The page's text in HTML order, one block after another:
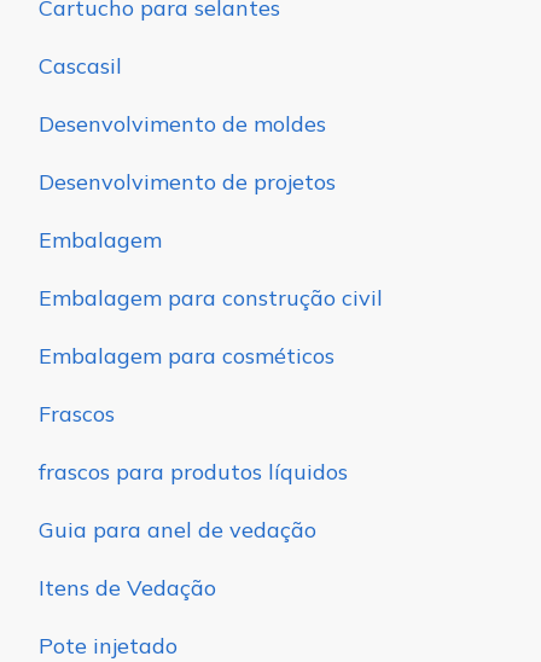
Cartucho para selantes
Cascasil
Desenvolvimento de moldes
Desenvolvimento de projetos
Embalagem
Embalagem para construção civil
Embalagem para cosméticos
Frascos
frascos para produtos líquidos
Guia para anel de vedação
Itens de Vedação
Pote injetado